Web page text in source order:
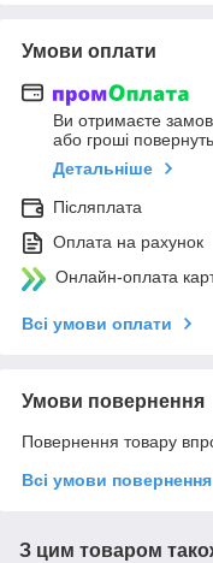
Умови оплати
Ви отримаєте
або гроші
Детальніше
Післяплата
Оплата на рахунок
Онлайн-оплата
Всі умови оплати
Умови повернення
Повернення товару
Всі умови повернення
З цим товаром